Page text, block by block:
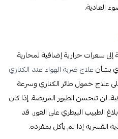
العادية.
إلى سعرات حرارية إضافية لمحاربة
بشأنعلاج ضربة الهواء عند الكناري
علاج خمول طائر الكناري وسرعة
لن تتحسن الطيور المريضة. إذا كان
الطبيب البيطري على الفور. قد
القسرية إذا لم يأكل بمفرده.